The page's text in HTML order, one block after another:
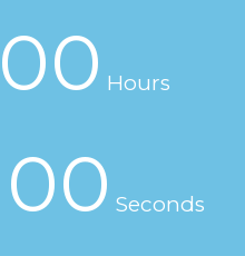
00 Hours
00 Seconds